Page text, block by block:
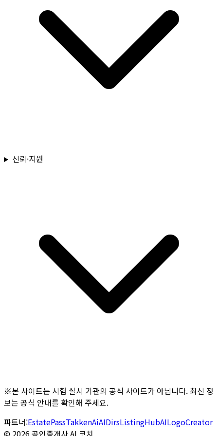
신뢰·지원
※본 사이트는 시험 실시 기관의 공식 사이트가 아닙니다. 최신 정
보는 공식 안내를 확인해 주세요.
파트너:EstatePassTakkenAiAIDirsListingHubAILogoCreator